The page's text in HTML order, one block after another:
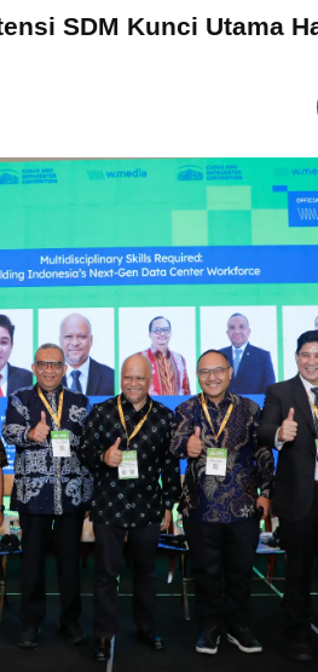
SDM Kunci Utama